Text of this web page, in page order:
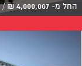
החל מ- 4,000,007
₪
/